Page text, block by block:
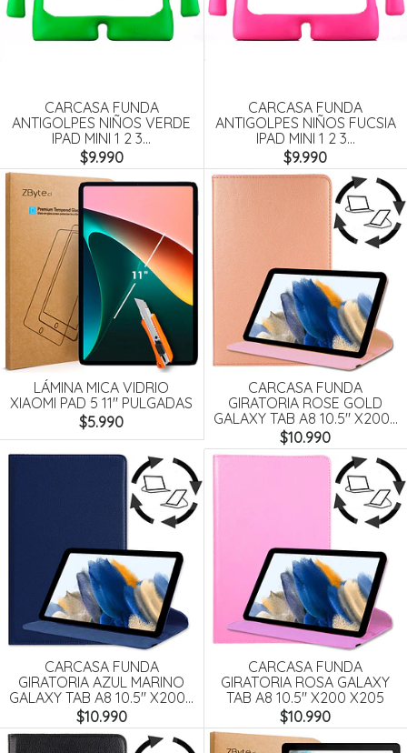
CARCASA FUNDA
ANTIGOLPES NIÑOS VERDE
IPAD MINI 1 2 3...
$9.990
CARCASA FUNDA
ANTIGOLPES NIÑOS FUCSIA
IPAD MINI 1 2 3...
$9.990
LÁMINA MICA VIDRIO
XIAOMI PAD 5 11" PULGADAS
$5.990
CARCASA FUNDA
GIRATORIA ROSE GOLD
GALAXY TAB A8 10.5" X200...
$10.990
CARCASA FUNDA
GIRATORIA AZUL MARINO
GALAXY TAB A8 10.5" X200...
$10.990
CARCASA FUNDA
GIRATORIA ROSA GALAXY
TAB A8 10.5" X200 X205
$10.990